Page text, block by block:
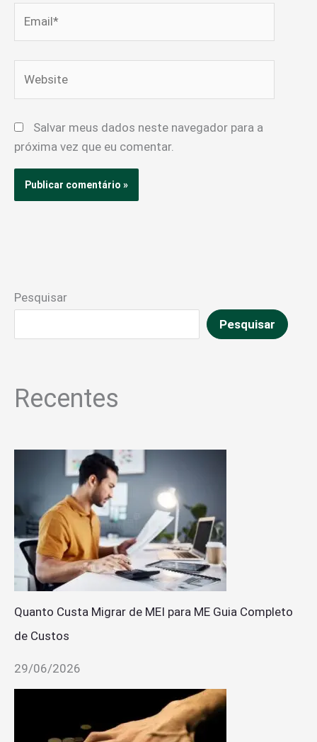
Salvar meus dados neste navegador para a
próxima vez que eu comentar.
Pesquisar
Pesquisar
Recentes
Quanto Custa Migrar de MEI para ME Guia Completo
de Custos
29/06/2026